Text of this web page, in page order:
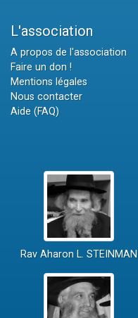
L'association
A propos de l'association
Faire un don !
Mentions légales
Nous contacter
Aide (FAQ)
Rav Aharon L. STEINMAN